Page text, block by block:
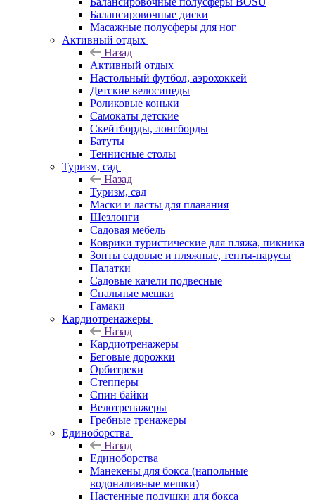
Балансировочные диски
Масажные полусферы для ног
Активный отдых
Назад
Активный отдых
Настольный футбол, аэрохоккей
Детские велосипеды
Роликовые коньки
Самокаты детские
Скейтборды, лонгборды
Батуты
Теннисные столы
Туризм, сад
Назад
Туризм, сад
Маски и ласты для плавания
Шезлонги
Садовая мебель
Коврики туристические для пляжа, пикника
Зонты садовые и пляжные, тенты-парусы
Палатки
Садовые качели подвесные
Спальные мешки
Гамаки
Кардиотренажеры
Назад
Кардиотренажеры
Беговые дорожки
Орбитреки
Степперы
Спин байки
Велотренажеры
Гребные тренажеры
Единоборства
Назад
Единоборства
Манекены для бокса (напольные
водоналивные мешки)
Настенные подушки для бокса